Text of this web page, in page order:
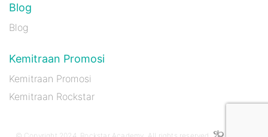
Blog
Blog
Kemitraan Promosi
Kemitraan Promosi
Kemitraan Rockstar